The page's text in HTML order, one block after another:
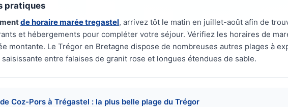
pratiques
de horaire marée tregastel, arrivez tôt le matin en juillet-août afin de
et hébergements pour compléter votre séjour. Vérifiez les horaires de
montante. Le Trégor en Bretagne dispose de nombreuses autres plages à
saisissante entre falaises de granit rose et longues étendues de sable.
Coz-Pors à Trégastel : la plus belle plage du Trégor